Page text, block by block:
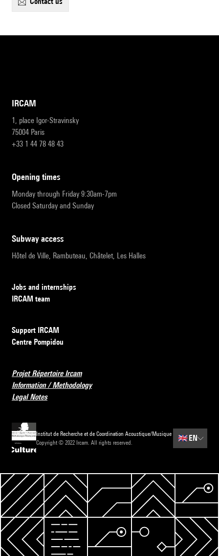
IRCAM
1, place Igor-Stravinsky
75004 Paris
+33 1 44 78 48 43
opening times
Monday through Friday 9:30am-7pm
Closed Saturday and Sunday
subway access
Hôtel de Ville, Rambuteau, Châtelet, Les Halles
Jobs and internships
IRCAM team
Support IRCAM
Centre Pompidou
Projet Répertoire Ircam
Information / Methodology
Legal Notes
Institut de Recherche et de Coordination Acoustique/Musique
Copyright © 2022 Ircam. All rights reserved.
🇬🇧 EN